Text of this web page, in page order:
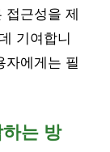
근성을 제
기여합니
자에게는 필
는 방